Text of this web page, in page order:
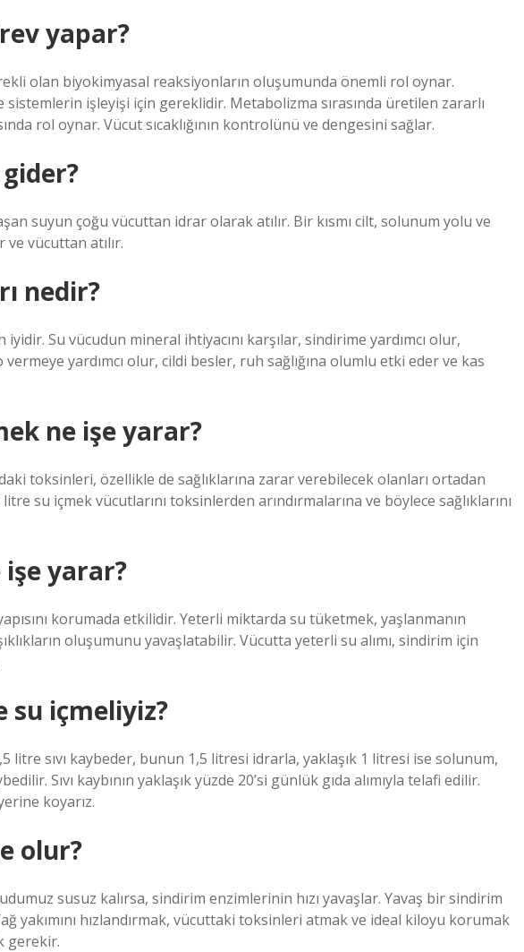
yapar?
olan biyokimyasal reaksiyonların oluşumunda önemli rol oynar.
işleyişi için gereklidir. Metabolizma sırasında üretilen zararlı
rol oynar. Vücut sıcaklığının kontrolünü ve dengesini sağlar.
suyun çoğu vücuttan idrar olarak atılır. Bir kısmı cilt, solunum yolu ve
vücuttan atılır.
nedir?
iyidir. Su vücudun mineral ihtiyacını karşılar, sindirime yardımcı olur,
yardımcı olur, cildi besler, ruh sağlığına olumlu etki eder ve kas
ne işe yarar?
toksinleri, özellikle de sağlıklarına zarar verebilecek olanları ortadan
su içmek vücutlarını toksinlerden arındırmalarına ve böylece sağlıklarını
yarar?
korumada etkilidir. Yeterli miktarda su tüketmek, yaşlanmanın
oluşumunu yavaşlatabilir. Vücutta yeterli su alımı, sindirim için
su içmeliyiz?
litre sıvı kaybeder, bunun 1,5 litresi idrarla, yaklaşık 1 litresi ise solunum,
Sıvı kaybının yaklaşık yüzde 20’si günlük gıda alımıyla telafi edilir.
koyarız.
olur?
susuz kalırsa, sindirim enzimlerinin hızı yavaşlar. Yavaş bir sindirim
yakımını hızlandırmak, vücuttaki toksinleri atmak ve ideal kiloyu korumak
gerekir.